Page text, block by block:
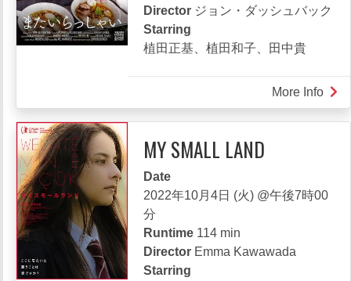
爆
ノ」
Director ジョン・ダッシュバック
Starring
植田正基、植田和子、田中貴
More Info
ま
MY SMALL LAND
Date
2022年10月4日 (火) @午後7時00
分
Runtime 114 min
Director Emma Kawawada
Starring